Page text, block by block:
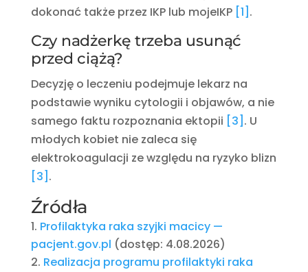
dokonać także przez IKP lub mojeIKP [1] .
Czy nadżerkę trzeba usunąć
przed ciążą?
Decyzję o leczeniu podejmuje lekarz na
podstawie wyniku cytologii i objawów, a nie
samego faktu rozpoznania ektopii [3] . U
młodych kobiet nie zaleca się
elektrokoagulacji ze względu na ryzyko blizn
[3] .
Źródła
Profilaktyka raka szyjki macicy —
pacjent.gov.pl (dostęp: 4.08.2026)
Realizacja programu profilaktyki raka